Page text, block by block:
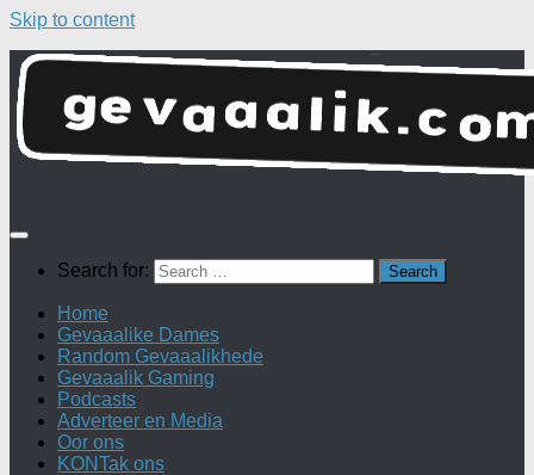
Skip to content
Search for:
Home
Gevaaalike Dames
Random Gevaaalikhede
Gevaaalik Gaming
Podcasts
Adverteer en Media
Oor ons
KONTak ons